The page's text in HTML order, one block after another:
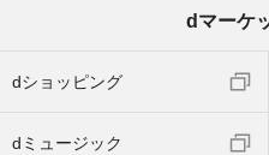
dマーケ
dショッピング
dミュージック